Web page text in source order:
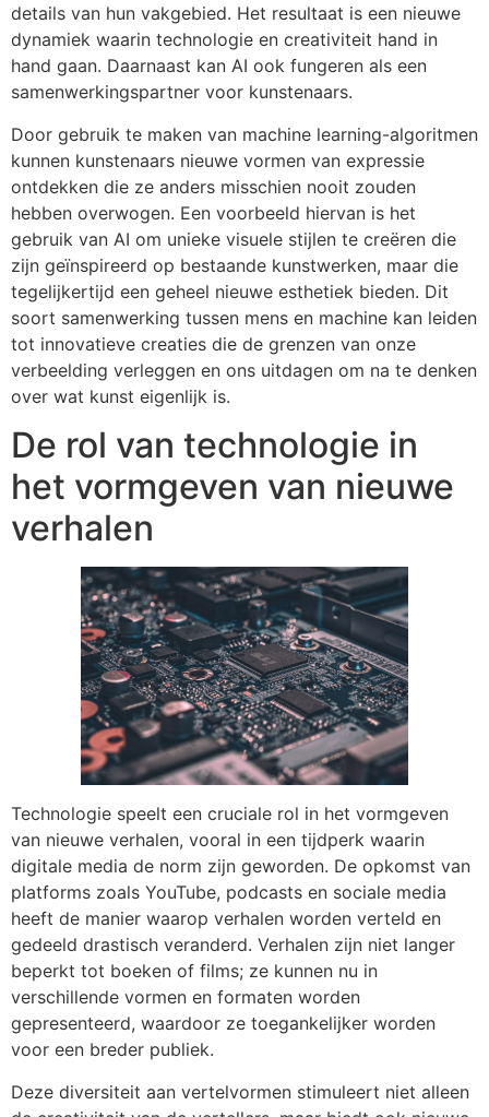
details van hun vakgebied. Het resultaat is een nieuwe
dynamiek waarin technologie en creativiteit hand in
hand gaan. Daarnaast kan AI ook fungeren als een
samenwerkingspartner voor kunstenaars.
Door gebruik te maken van machine learning-algoritmen
kunnen kunstenaars nieuwe vormen van expressie
ontdekken die ze anders misschien nooit zouden
hebben overwogen. Een voorbeeld hiervan is het
gebruik van AI om unieke visuele stijlen te creëren die
zijn geïnspireerd op bestaande kunstwerken, maar die
tegelijkertijd een geheel nieuwe esthetiek bieden. Dit
soort samenwerking tussen mens en machine kan leiden
tot innovatieve creaties die de grenzen van onze
verbeelding verleggen en ons uitdagen om na te denken
over wat kunst eigenlijk is.
De rol van technologie in
het vormgeven van nieuwe
verhalen
Technologie speelt een cruciale rol in het vormgeven
van nieuwe verhalen, vooral in een tijdperk waarin
digitale media de norm zijn geworden. De opkomst van
platforms zoals YouTube, podcasts en sociale media
heeft de manier waarop verhalen worden verteld en
gedeeld drastisch veranderd. Verhalen zijn niet langer
beperkt tot boeken of films; ze kunnen nu in
verschillende vormen en formaten worden
gepresenteerd, waardoor ze toegankelijker worden
voor een breder publiek.
Deze diversiteit aan vertelvormen stimuleert niet alleen